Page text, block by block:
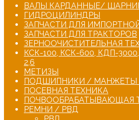
ВАЛЫ КАРДАННЫЕ/
ГИДРОЦИЛИНДРЫ
ЗАПЧАСТИ ДЛЯ
ЗАПЧАСТИ ДЛЯ ТРАКТОРОВ
ЗЕРНООЧИСТИТЕЛЬНАЯ
КСК-100, КСК-600, КДП-
2,6
МЕТИЗЫ
ПОДШИПНИКИ / МАНЖЕТЫ
ПОСЕВНАЯ ТЕХНИКА
ПОЧВООБРАБАТЫВАЮЩАЯ
РЕМНИ / РВД